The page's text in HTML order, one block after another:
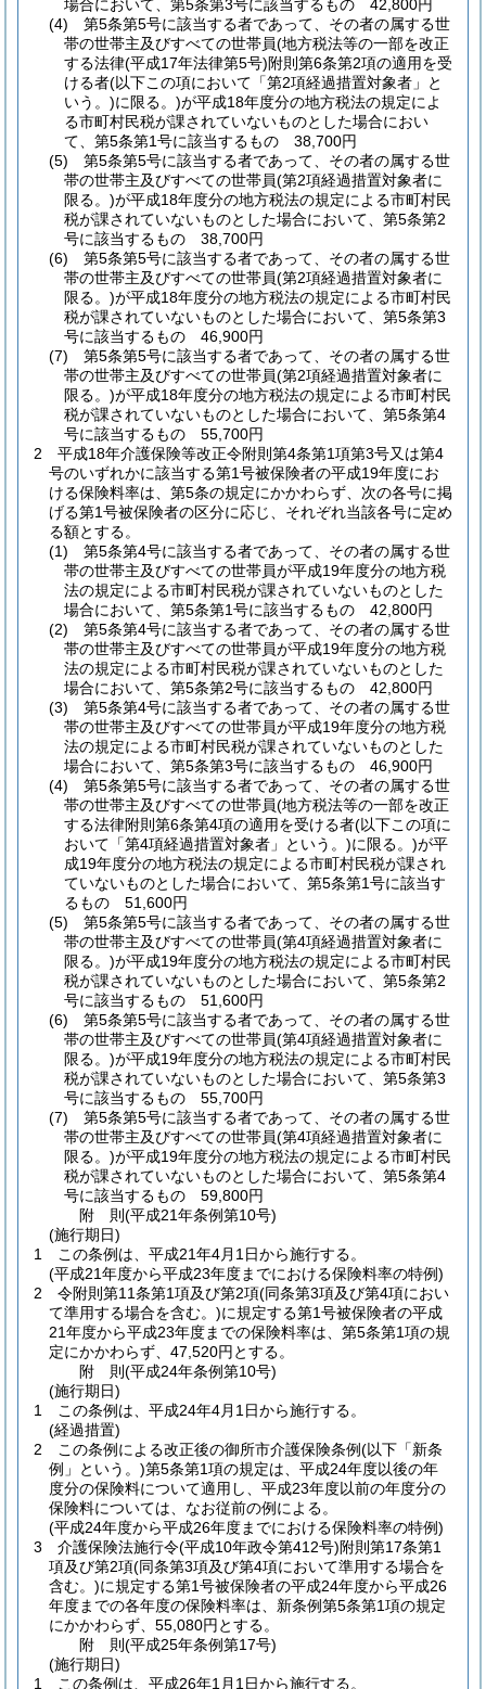
場合において、第5条第3号に該当するもの 42,800円
(4)
第5条第5号に該当する者であって、その者の属する世
帯の世帯主及びすべての世帯員(地方税法等の一部を改正
する法律(平成17年法律第5号)附則第6条第2項の適用を受
ける者(以下この項において「第2項経過措置対象者」と
いう。)に限る。)が平成18年度分の地方税法の規定によ
る市町村民税が課されていないものとした場合におい
て、第5条第1号に該当するもの 38,700円
(5)
第5条第5号に該当する者であって、その者の属する世
帯の世帯主及びすべての世帯員(第2項経過措置対象者に
限る。)が平成18年度分の地方税法の規定による市町村民
税が課されていないものとした場合において、第5条第2
号に該当するもの 38,700円
(6)
第5条第5号に該当する者であって、その者の属する世
帯の世帯主及びすべての世帯員(第2項経過措置対象者に
限る。)が平成18年度分の地方税法の規定による市町村民
税が課されていないものとした場合において、第5条第3
号に該当するもの 46,900円
(7)
第5条第5号に該当する者であって、その者の属する世
帯の世帯主及びすべての世帯員(第2項経過措置対象者に
限る。)が平成18年度分の地方税法の規定による市町村民
税が課されていないものとした場合において、第5条第4
号に該当するもの 55,700円
2
平成18年介護保険等改正令附則第4条第1項第3号又は第4
号のいずれかに該当する第1号被保険者の平成19年度にお
ける保険料率は、第5条の規定にかかわらず、次の各号に掲
げる第1号被保険者の区分に応じ、それぞれ当該各号に定め
る額とする。
(1)
第5条第4号に該当する者であって、その者の属する世
帯の世帯主及びすべての世帯員が平成19年度分の地方税
法の規定による市町村民税が課されていないものとした
場合において、第5条第1号に該当するもの 42,800円
(2)
第5条第4号に該当する者であって、その者の属する世
帯の世帯主及びすべての世帯員が平成19年度分の地方税
法の規定による市町村民税が課されていないものとした
場合において、第5条第2号に該当するもの 42,800円
(3)
第5条第4号に該当する者であって、その者の属する世
帯の世帯主及びすべての世帯員が平成19年度分の地方税
法の規定による市町村民税が課されていないものとした
場合において、第5条第3号に該当するもの 46,900円
(4)
第5条第5号に該当する者であって、その者の属する世
帯の世帯主及びすべての世帯員(地方税法等の一部を改正
する法律附則第6条第4項の適用を受ける者(以下この項に
おいて「第4項経過措置対象者」という。)に限る。)が平
成19年度分の地方税法の規定による市町村民税が課され
ていないものとした場合において、第5条第1号に該当す
るもの 51,600円
(5)
第5条第5号に該当する者であって、その者の属する世
帯の世帯主及びすべての世帯員(第4項経過措置対象者に
限る。)が平成19年度分の地方税法の規定による市町村民
税が課されていないものとした場合において、第5条第2
号に該当するもの 51,600円
(6)
第5条第5号に該当する者であって、その者の属する世
帯の世帯主及びすべての世帯員(第4項経過措置対象者に
限る。)が平成19年度分の地方税法の規定による市町村民
税が課されていないものとした場合において、第5条第3
号に該当するもの 55,700円
(7)
第5条第5号に該当する者であって、その者の属する世
帯の世帯主及びすべての世帯員(第4項経過措置対象者に
限る。)が平成19年度分の地方税法の規定による市町村民
税が課されていないものとした場合において、第5条第4
号に該当するもの 59,800円
附 則(平成21年条例第10号)
(施行期日)
1
この条例は、平成21年4月1日から施行する。
(平成21年度から平成23年度までにおける保険料率の特例)
2
令附則第11条第1項及び第2項(同条第3項及び第4項におい
て準用する場合を含む。)に規定する第1号被保険者の平成
21年度から平成23年度までの保険料率は、第5条第1項の規
定にかかわらず、47,520円とする。
附 則(平成24年条例第10号)
(施行期日)
1
この条例は、平成24年4月1日から施行する。
(経過措置)
2
この条例による改正後の御所市介護保険条例(以下「新条
例」という。)第5条第1項の規定は、平成24年度以後の年
度分の保険料について適用し、平成23年度以前の年度分の
保険料については、なお従前の例による。
(平成24年度から平成26年度までにおける保険料率の特例)
3
介護保険法施行令(平成10年政令第412号)附則第17条第1
項及び第2項(同条第3項及び第4項において準用する場合を
含む。)に規定する第1号被保険者の平成24年度から平成26
年度までの各年度の保険料率は、新条例第5条第1項の規定
にかかわらず、55,080円とする。
附 則(平成25年条例第17号)
(施行期日)
1
この条例は、平成26年1月1日から施行する。